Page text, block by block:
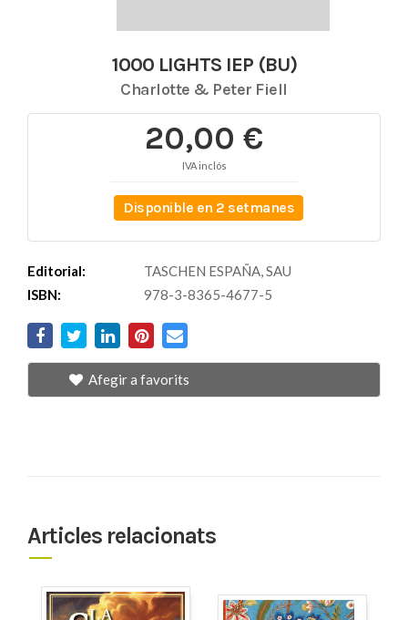
1000 LIGHTS IEP (BU)
Charlotte & Peter Fiell
20,00 €
IVA inclós
Disponible en 2 setmanes
Editorial:
TASCHEN ESPAÑA, SAU
ISBN:
978-3-8365-4677-5
Afegir a favorits
Articles relacionats